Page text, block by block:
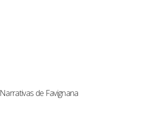
Narrativas de Favignana